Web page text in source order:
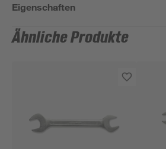
Eigenschaften
Ähnliche Produkte